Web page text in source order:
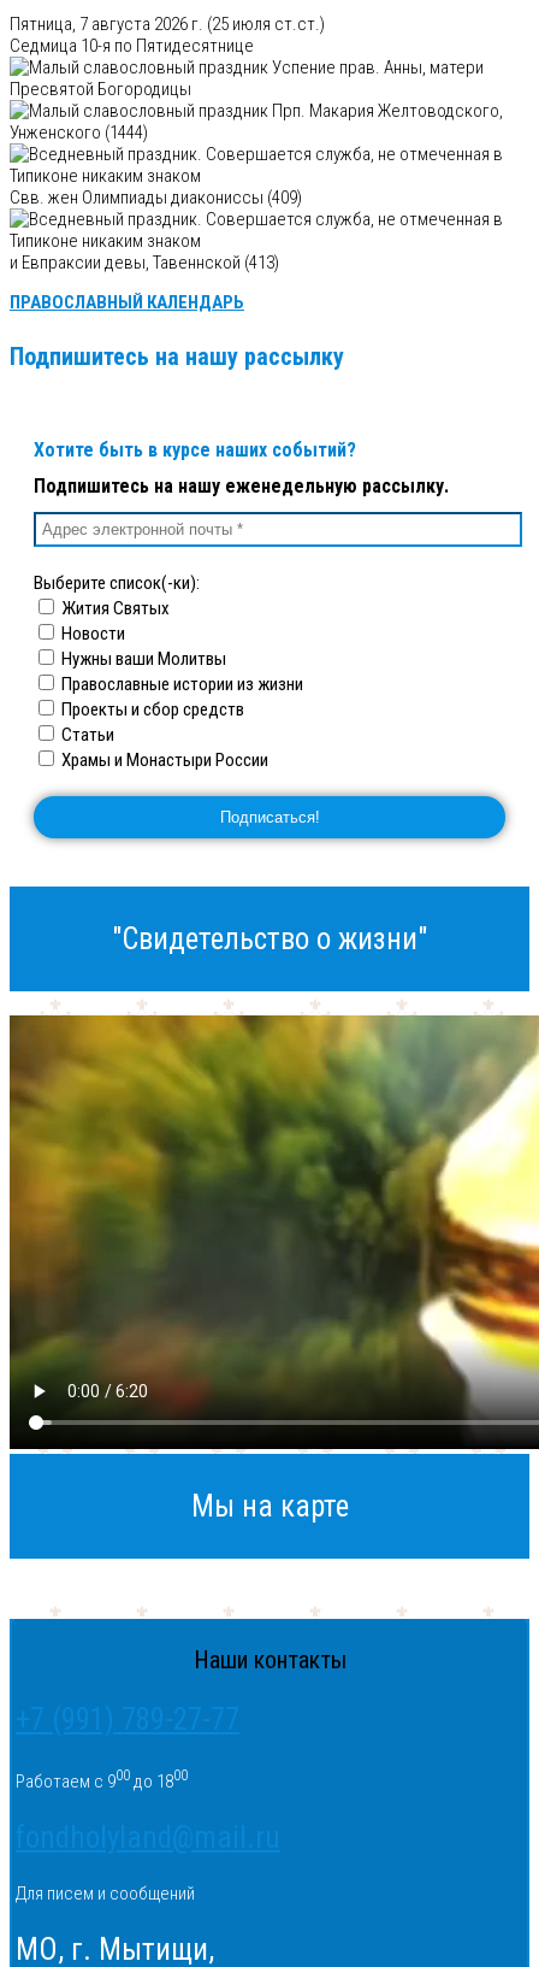
Пятница, 7 августа 2026 г. (25 июля ст.ст.)
Седмица 10-я по Пятидесятнице
Успение прав. Анны, матери
Пресвятой Богородицы
Прп. Макария Желтоводского,
Унженского (1444)
Свв. жен Олимпиады диакониссы (409)
и Евпраксии девы, Тавеннской (413)
ПРАВОСЛАВНЫЙ КАЛЕНДАРЬ
Подпишитесь на нашу рассылку
Хотите быть в курсе наших событий?
Подпишитесь на нашу еженедельную рассылку.
Выберите список(-ки):
Жития Святых
Новости
Нужны ваши Молитвы
Православные истории из жизни
Проекты и сбор средств
Статьи
Храмы и Монастыри России
"Свидетельство о жизни"
Мы на карте
Наши контакты
+7 (991) 789-27-77
Работаем с 900 до 1800
fondholyland@mail.ru
Для писем и сообщений
МО, г. Мытищи,